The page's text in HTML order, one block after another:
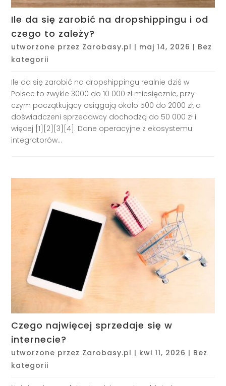
Ile da się zarobić na dropshippingu i od
czego to zależy?
utworzone przez Zarobasy.pl | maj 14, 2026 | Bez
kategorii
Ile da się zarobić na dropshippingu realnie dziś w
Polsce to zwykle 3000 do 10 000 zł miesięcznie, przy
czym początkujący osiągają około 500 do 2000 zł, a
doświadczeni sprzedawcy dochodzą do 50 000 zł i
więcej [1][2][3][4]. Dane operacyjne z ekosystemu
integratorów...
Czego najwięcej sprzedaje się w
internecie?
utworzone przez Zarobasy.pl | kwi 11, 2026 | Bez
kategorii